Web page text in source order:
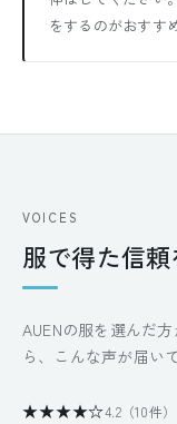
をするのがおすす
VOICES
服で得た信頼
AUENの服を選んだ
ら、こんな声が届い
★★★★☆4.2（10件）